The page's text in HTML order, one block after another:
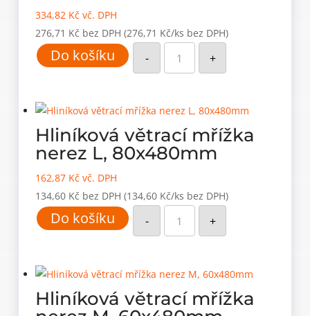
334,82 Kč vč. DPH
276,71 Kč bez DPH (276,71 Kč/ks bez DPH)
Do košíku -
Hliníková
větrací
mřížka
nerez
množství
+
Hliníková větrací mřížka
nerez L, 80x480mm
162,87 Kč vč. DPH
134,60 Kč bez DPH (134,60 Kč/ks bez DPH)
Do košíku -
Hliníková
větrací
mřížka
nerez
+
Hliníková větrací mřížka